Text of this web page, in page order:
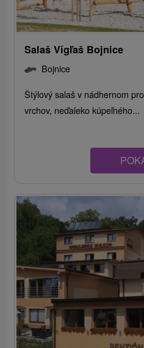
Salaš Vígľaš Bojnice
Bojnice
Štýlový salaš v nádhernom
vrchov, neďaleko kúpeľného...